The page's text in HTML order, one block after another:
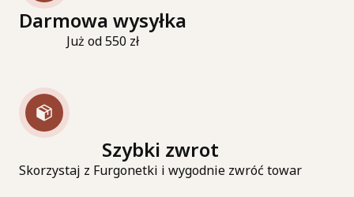
Darmowa wysyłka
Już od 550 zł
Szybki zwrot
Skorzystaj z Furgonetki i wygodnie zwróć towar